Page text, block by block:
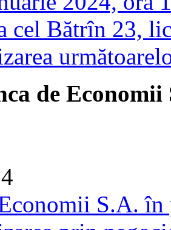
cel Bătrîn 23,
S.A.